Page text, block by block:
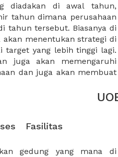
diadakan di awal tahun,
tahun dimana perusahaan
tahun tersebut. Biasanya di
menentukan strategi di
target yang lebih tinggi lagi.
juga akan memengaruhi
dan juga akan membuat
untuk peserta rapat kerja,
maupun rapat kerja
cukup panjang. Sehingga
baik selama rapat kerja
Fasilitas
gedung yang mana di
Mandiri, PT. Artha Motor